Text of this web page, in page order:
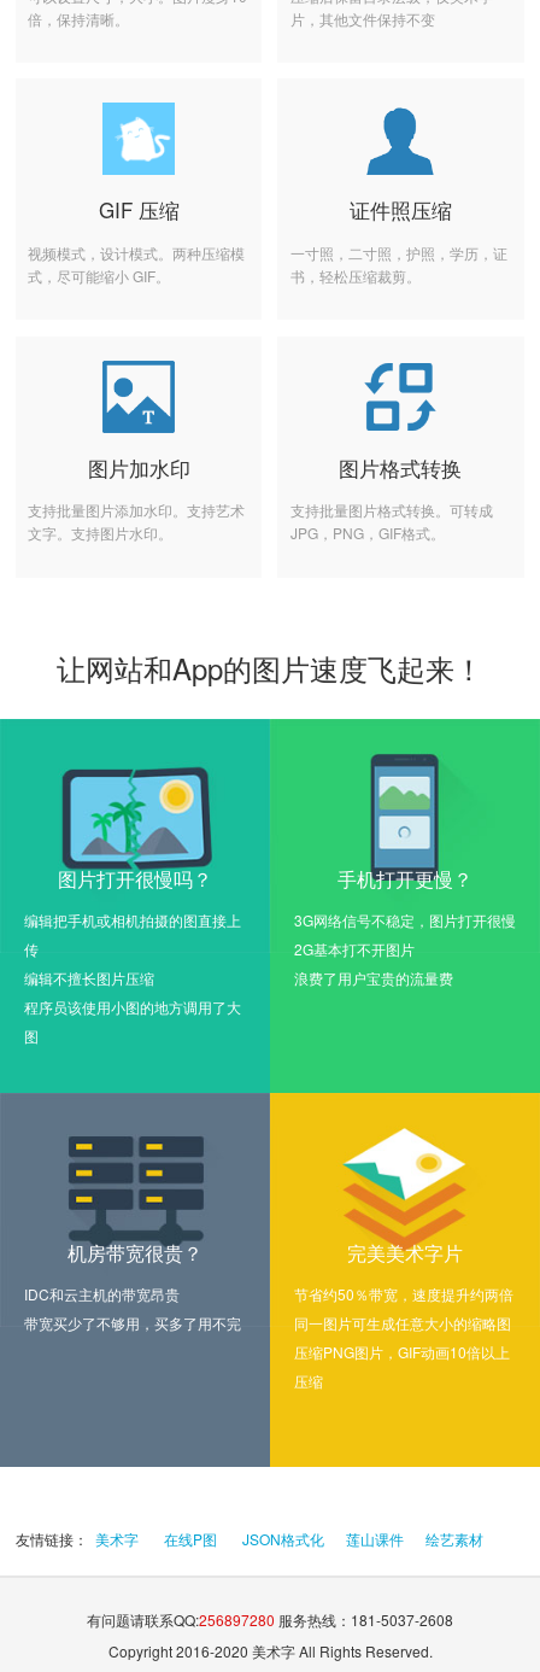
倍，保持清晰。
片，其他文件保持不变
GIF 压缩
视频模式，设计模式。两种压缩模
式，尽可能缩小 GIF。
证件照压缩
一寸照，二寸照，护照，学历，证
书，轻松压缩裁剪。
图片加水印
支持批量图片添加水印。支持艺术
文字。支持图片水印。
图片格式转换
支持批量图片格式转换。可转成
JPG，PNG，GIF格式。
让网站和App的图片速度飞起来！
图片打开很慢吗？
编辑把手机或相机拍摄的图直接上
传
编辑不擅长图片压缩
程序员该使用小图的地方调用了大
图
手机打开更慢？
3G网络信号不稳定，图片打开很慢
2G基本打不开图片
浪费了用户宝贵的流量费
机房带宽很贵？
IDC和云主机的带宽昂贵
带宽买少了不够用，买多了用不完
完美美术字片
节省约50％带宽，速度提升约两倍
同一图片可生成任意大小的缩略图
压缩PNG图片，GIF动画10倍以上
压缩
友情链接：美术字 在线P图 JSON格式化 莲山课件 绘艺素材
有问题请联系QQ:256897280 服务热线：181-5037-2608
Copyright 2016-2020 美术字 All Rights Reserved.